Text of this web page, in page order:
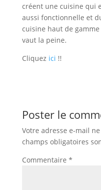
créent une cuisine qui
aussi fonctionnelle et
cuisine haut de
vaut la peine.
Cliquez ici !!
Poster le
Votre adresse e-mail
champs obligatoires
Commentaire *